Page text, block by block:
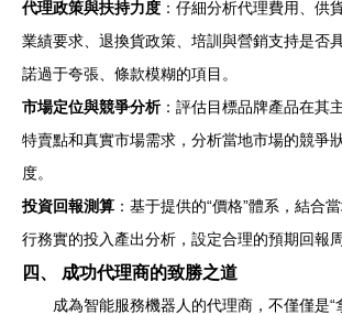
代理政策與扶持力度 ：仔細分析代理費用、供
業績要求、退換貨政策、培訓與營銷支持是否
諾過于夸張、條款模糊的項目。
市場定位與競爭分析：評估目標品牌產品在其
特賣點和真實市場需求，分析當地市場的競爭
度。
投資回報測算 ：基于提供的“價格”體系，結合
行務實的投入產出分析，設定合理的預期回報周
四、 成功代理商的致勝之道
成為智能服務機器人的代理商，不僅僅是“